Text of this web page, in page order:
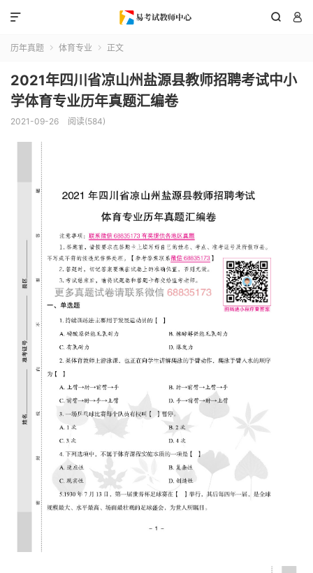
 

历年真题  体育专业  正文
2021年四川省凉山州盐源县教师招聘考试中小
学体育专业历年真题汇编卷
2021-09-26 阅读(584)